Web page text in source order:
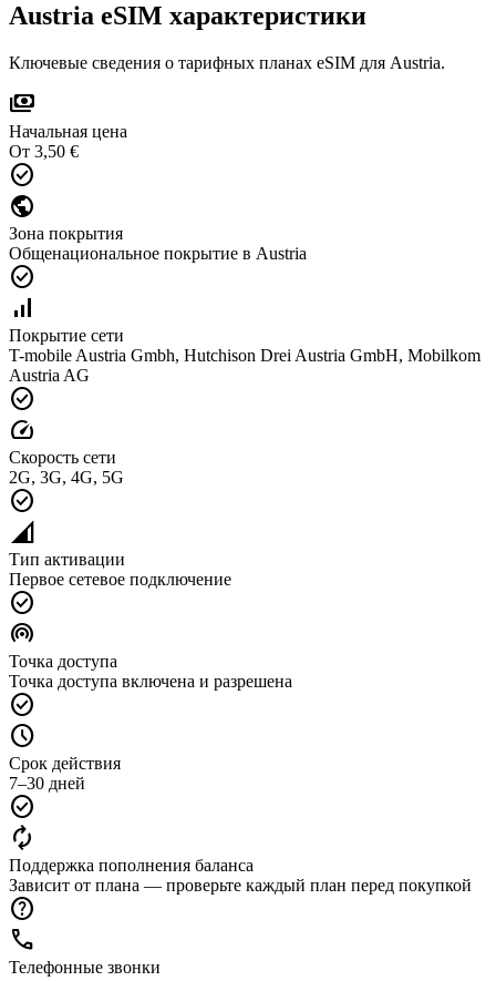
Austria eSIM характеристики
Ключевые сведения о тарифных планах eSIM для Austria.
payments
Начальная цена
От 3,50 €
check_circle
public
Зона покрытия
Общенациональное покрытие в Austria
check_circle
signal_cellular_alt
Покрытие сети
T-mobile Austria Gmbh, Hutchison Drei Austria GmbH, Mobilkom
Austria AG
check_circle
speed
Скорость сети
2G, 3G, 4G, 5G
check_circle
network_cell
Тип активации
Первое сетевое подключение
check_circle
wifi_tethering
Точка доступа
Точка доступа включена и разрешена
check_circle
schedule
Срок действия
7–30 дней
check_circle
autorenew
Поддержка пополнения баланса
Зависит от плана — проверьте каждый план перед покупкой
help
call
Телефонные звонки